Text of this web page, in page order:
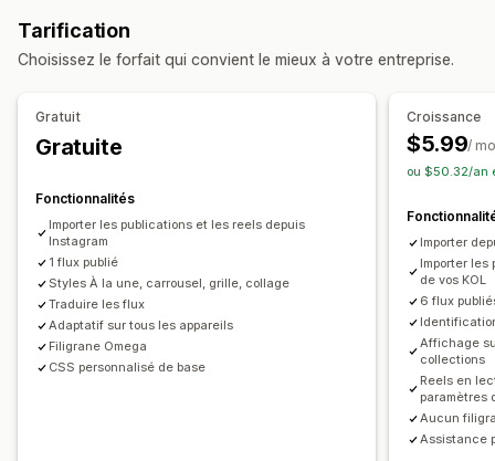
Personnalisation
Styles personnalisés
CSS personnalisées
Éditeur avec fonction de glisser-déposer
Redimensionnement d’image
Protection de l’image
Optimisation pour le format mobile
Planification des contenus
Multilingue
Suivi de l’engagement
Tarification
Choisissez le forfait qui convient le mieux à votre entreprise.
Gratuit
Gratuite
Fonctionnalités
Importer les publications et les reels depuis
Instagram
1 flux publié
Styles À la une, carrousel, grille, collage
Traduire les flux
Adaptatif sur tous les appareils
Filigrane Omega
CSS personnalisé de base
Croissance
$5.99/
ou $50.32/an
Importer
Importer les
de vos KOL
6 flux
Affichage
collections
Reels en
paramètres
Aucun
Assistance